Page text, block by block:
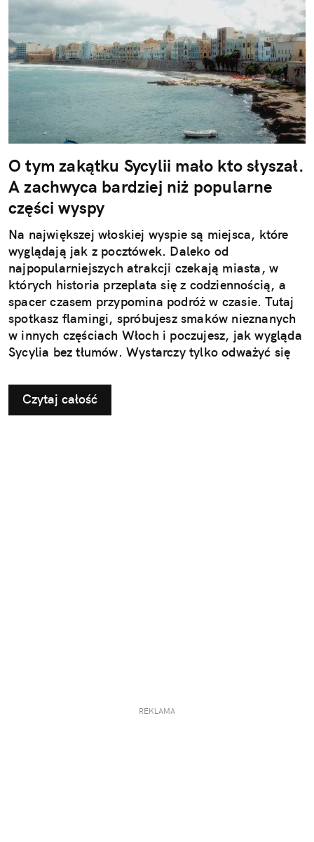
O tym zakątku Sycylii mało kto słyszał.
A zachwyca bardziej niż popularne
części wyspy
Na największej włoskiej wyspie są miejsca, które
wyglądają jak z pocztówek. Daleko od
najpopularniejszych atrakcji czekają miasta, w
których historia przeplata się z codziennością, a
spacer czasem przypomina podróż w czasie. Tutaj
spotkasz flamingi, spróbujesz smaków nieznanych
w innych częściach Włoch i poczujesz, jak wygląda
Sycylia bez tłumów. Wystarczy tylko odważyć się
Czytaj całość
REKLAMA